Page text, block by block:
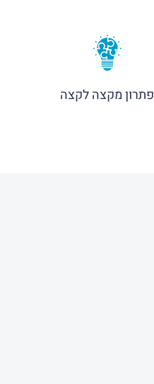
פתרון מקצה לקצה